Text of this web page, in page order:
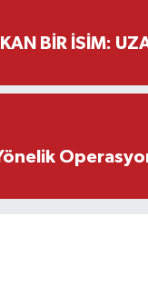
BİR İSİM: